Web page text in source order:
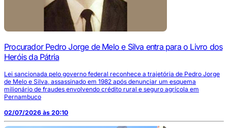
Procurador Pedro Jorge de Melo e Silva entra para o Livro dos
Heróis da Pátria
Lei sancionada pelo governo federal reconhece a trajetória de Pedro Jorge
de Melo e Silva, assassinado em 1982 após denunciar um esquema
milionário de fraudes envolvendo crédito rural e seguro agrícola em
Pernambuco
02/07/2026 às 20:10